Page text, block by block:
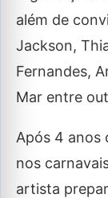
além de
Jackson,
Fernandes,
Mar entre
Após 4 anos
nos
artista